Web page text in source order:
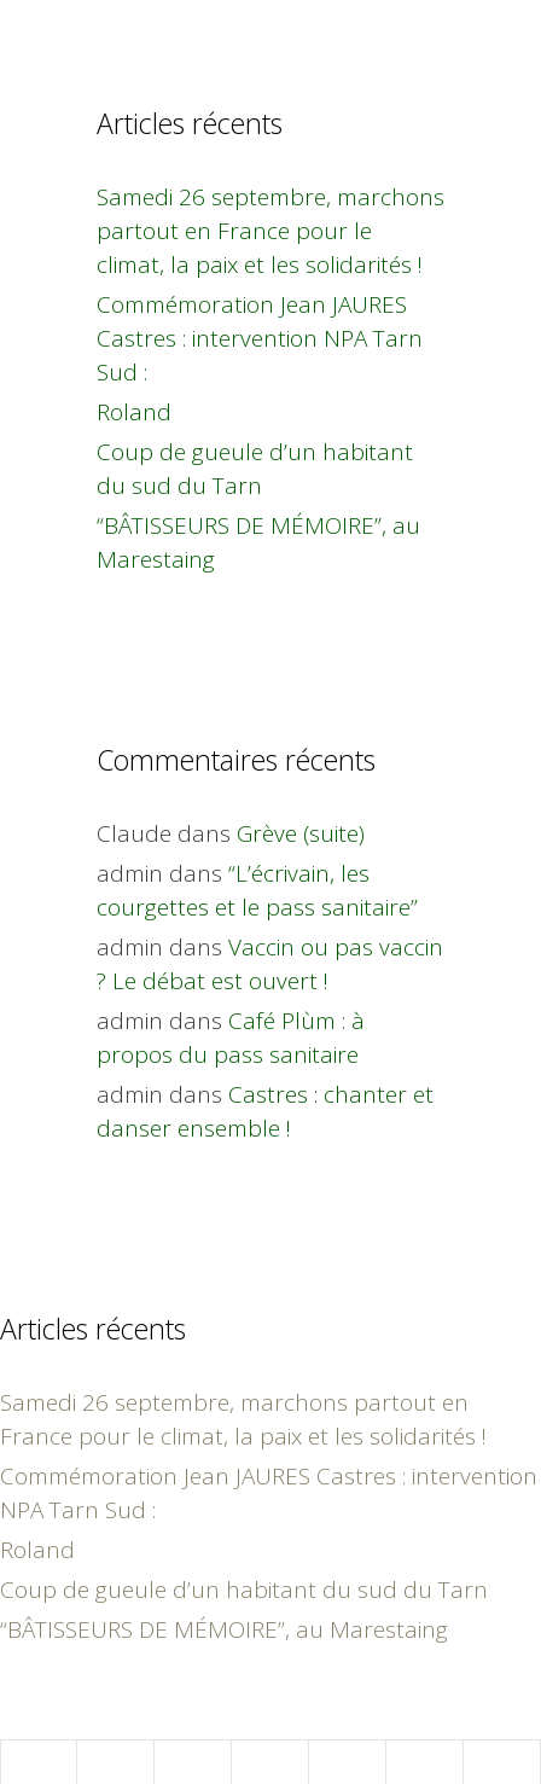
Articles récents
Samedi 26 septembre, marchons
partout en France pour le
climat, la paix et les solidarités !
Commémoration Jean JAURES
Castres : intervention NPA Tarn
Sud :
Roland
Coup de gueule d’un habitant
du sud du Tarn
“BÂTISSEURS DE MÉMOIRE”, au
Marestaing
Commentaires récents
Claude dans Grève (suite)
admin dans “L’écrivain, les
courgettes et le pass sanitaire”
admin dans Vaccin ou pas vaccin
? Le débat est ouvert !
admin dans Café Plùm : à
propos du pass sanitaire
admin dans Castres : chanter et
danser ensemble !
Articles récents
Samedi 26 septembre, marchons partout en
France pour le climat, la paix et les solidarités !
Commémoration Jean JAURES Castres : intervention
NPA Tarn Sud :
Roland
Coup de gueule d’un habitant du sud du Tarn
“BÂTISSEURS DE MÉMOIRE”, au Marestaing